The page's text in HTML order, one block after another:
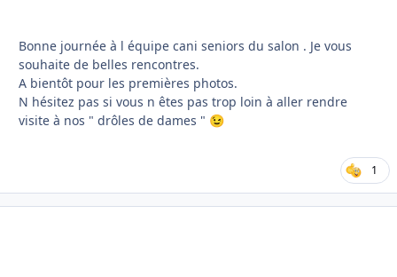
Bonne journée à l équipe cani seniors du salon . Je vous
souhaite de belles rencontres.
A bientôt pour les premières photos.
N hésitez pas si vous n êtes pas trop loin à aller rendre
visite à nos " drôles de dames " 😉
1